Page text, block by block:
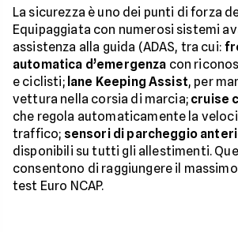
La sicurezza è uno dei punti di forza
Equipaggiata con numerosi sistemi
assistenza alla guida (ADAS, tra cui:
automatica d’emergenza con
e ciclisti; lane Keeping Assist, per
vettura nella corsia di marcia; cruise
che regola automaticamente la
traffico; sensori di parcheggio
disponibili su tutti gli allestimenti.
consentono di raggiungere il
test Euro NCAP.